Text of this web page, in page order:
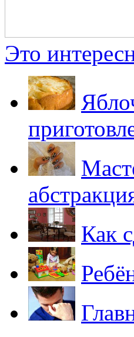
Это
Как